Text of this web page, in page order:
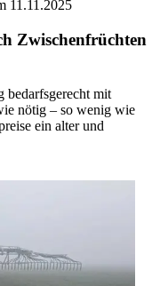
Zwischenfrüchten
mit
nötig – so wenig wie
ein alter und